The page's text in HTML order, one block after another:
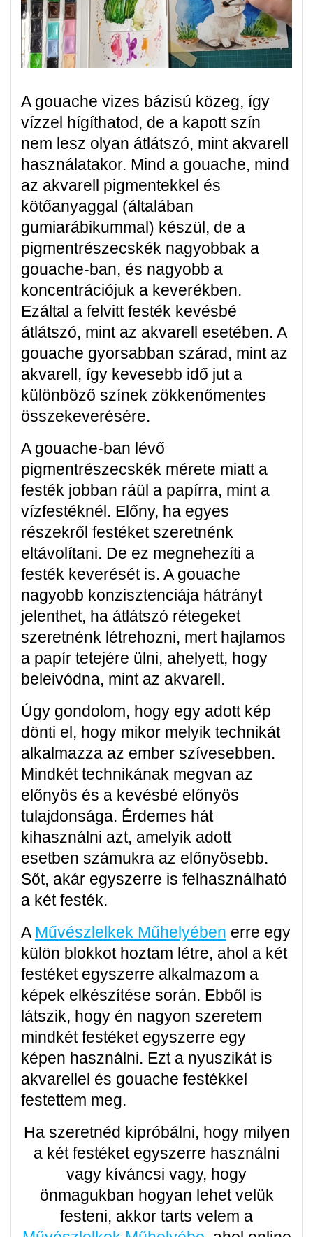
A gouache vizes bázisú közeg, így
vízzel hígíthatod, de a kapott szín
nem lesz olyan átlátszó, mint akvarell
használatakor. Mind a gouache, mind
az akvarell pigmentekkel és
kötőanyaggal (általában
gumiarábikummal) készül, de a
pigmentrészecskék nagyobbak a
gouache-ban, és nagyobb a
koncentrációjuk a keverékben.
Ezáltal a felvitt festék kevésbé
átlátszó, mint az akvarell esetében. A
gouache gyorsabban szárad, mint az
akvarell, így kevesebb idő jut a
különböző színek zökkenőmentes
összekeverésére.
A gouache-ban lévő
pigmentrészecskék mérete miatt a
festék jobban ráül a papírra, mint a
vízfestéknél. Előny, ha egyes
részekről festéket szeretnénk
eltávolítani. De ez megnehezíti a
festék keverését is. A gouache
nagyobb konzisztenciája hátrányt
jelenthet, ha átlátszó rétegeket
szeretnénk létrehozni, mert hajlamos
a papír tetejére ülni, ahelyett, hogy
beleivódna, mint az akvarell.
Úgy gondolom, hogy egy adott kép
dönti el, hogy mikor melyik technikát
alkalmazza az ember szívesebben.
Mindkét technikának megvan az
előnyös és a kevésbé előnyös
tulajdonsága. Érdemes hát
kihasználni azt, amelyik adott
esetben számukra az előnyösebb.
Sőt, akár egyszerre is felhasználható
a két festék.
A Művészlelkek Műhelyében erre egy
külön blokkot hoztam létre, ahol a két
festéket egyszerre alkalmazom a
képek elkészítése során. Ebből is
látszik, hogy én nagyon szeretem
mindkét festéket egyszerre egy
képen használni. Ezt a nyuszikát is
akvarellel és gouache festékkel
festettem meg.
Ha szeretnéd kipróbálni, hogy milyen
a két festéket egyszerre használni
vagy kíváncsi vagy, hogy
önmagukban hogyan lehet velük
festeni, akkor tarts velem a